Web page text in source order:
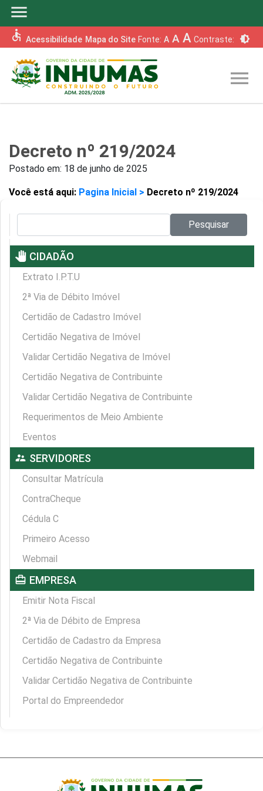
menu
accessible Acessibilidade Mapa do Site Fonte: A A A Contraste: brightness_6
menu
Decreto nº 219/2024
Postado em: 18 de junho de 2025
Você está aqui: Pagina Inicial > Decreto nº 219/2024
Pesquisar
pan_tool CIDADÃO
Extrato I.P.T.U
2ª Via de Débito Imóvel
Certidão de Cadastro Imóvel
Certidão Negativa de Imóvel
Validar Certidão Negativa de Imóvel
Certidão Negativa de Contribuinte
Validar Certidão Negativa de Contribuinte
Requerimentos de Meio Ambiente
Eventos
supervisor_account SERVIDORES
Consultar Matrícula
ContraCheque
Cédula C
Primeiro Acesso
Webmail
card_travel EMPRESA
Emitir Nota Fiscal
2ª Via de Débito de Empresa
Certidão de Cadastro da Empresa
Certidão Negativa de Contribuinte
Validar Certidão Negativa de Contribuinte
Portal do Empreendedor